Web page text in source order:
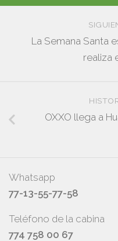
La Semana Santa
realiza
OXXO llega a
Whatsapp
77-13-55-77-58
Teléfono de la cabina
774 758 00 67